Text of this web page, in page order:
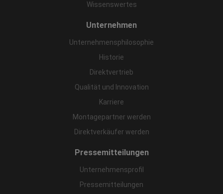
Wissenswertes
Unternehmen
Unternehmensphilosophie
Historie
Direktvertrieb
Qualität und Innovation
Karriere
Montagepartner werden
Direktverkäufer werden
Pressemitteilungen
Unternehmensprofil
Pressemitteilungen